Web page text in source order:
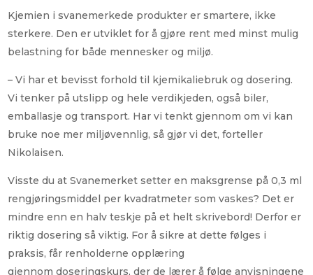
Kjemien i svanemerkede produkter er smartere, ikke
sterkere. Den er utviklet for å gjøre rent med minst mulig
belastning for både mennesker og miljø.
– Vi har et bevisst forhold til kjemikaliebruk og dosering.
Vi tenker på utslipp og hele verdikjeden, også biler,
emballasje og transport. Har vi tenkt gjennom om vi kan
bruke noe mer miljøvennlig, så gjør vi det, forteller
Nikolaisen.
Visste du at Svanemerket setter en maksgrense på 0,3 ml
rengjøringsmiddel per kvadratmeter som vaskes? Det er
mindre enn en halv teskje på et helt skrivebord! Derfor er
riktig dosering så viktig. For å sikre at dette følges i
praksis, får renholderne opplæring
gjennom doseringskurs, der de lærer å følge anvisningene